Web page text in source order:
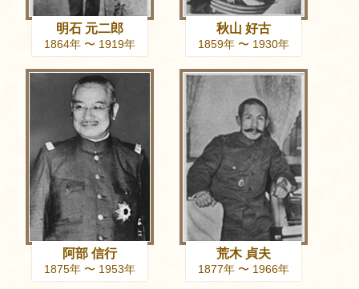
明石 元二郎
1864年 〜 1919年
秋山 好古
1859年 〜 1930年
阿部 信行
1875年 〜 1953年
荒木 貞夫
1877年 〜 1966年